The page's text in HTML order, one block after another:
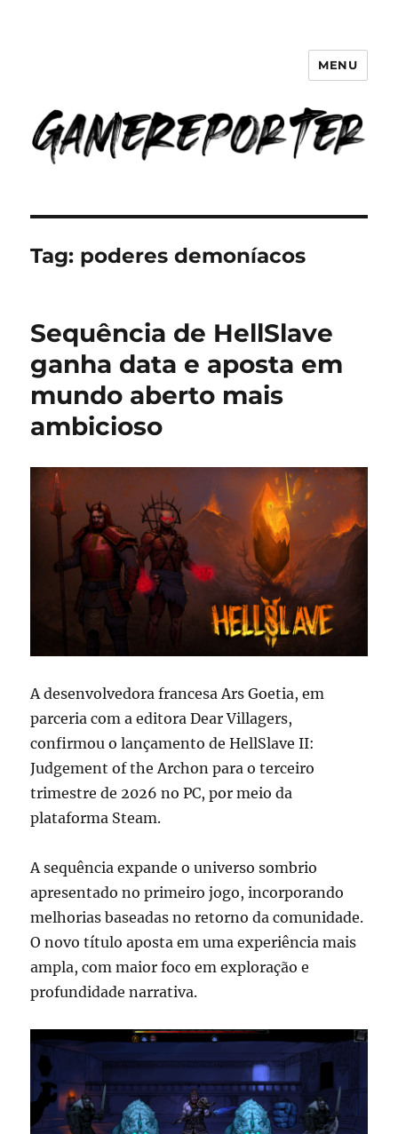
GameReporter | Cultura Gamer
MENU
Tag: poderes demoníacos
Sequência de HellSlave
ganha data e aposta em
mundo aberto mais
ambicioso
A desenvolvedora francesaArs Goetia, em
parceria com a editoraDear Villagers,
confirmou o lançamento deHellSlave II:
Judgement of the Archon para o terceiro
trimestre de 2026 no PC, por meio da
plataforma Steam.
A sequência expande o universo sombrio
apresentado no primeiro jogo, incorporando
melhorias baseadas no retorno da comunidade.
O novo título aposta em uma experiência mais
ampla, com maior foco em exploração e
profundidade narrativa.